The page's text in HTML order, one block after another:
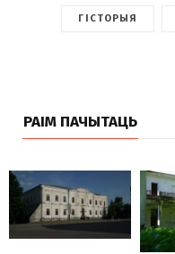
ГІСТОРЫЯ
РАІМ ПАЧЫТАЦЬ